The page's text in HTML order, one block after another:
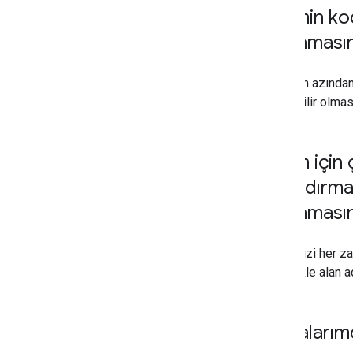
Sitemin
Hayır, en
erişilebilir
Sitem
İçeriğinizi her
genellikle alan